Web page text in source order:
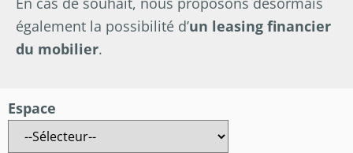
également la possibilité d’un leasing financier
du mobilier.
Espace